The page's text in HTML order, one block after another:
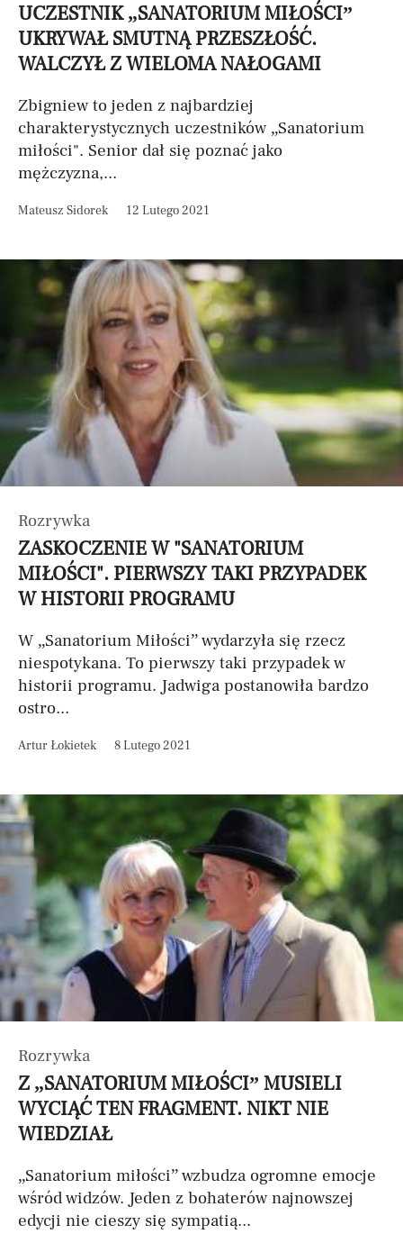
UCZESTNIK „SANATORIUM MIŁOŚCI”
UKRYWAŁ SMUTNĄ PRZESZŁOŚĆ.
WALCZYŁ Z WIELOMA NAŁOGAMI
Zbigniew to jeden z najbardziej
charakterystycznych uczestników „Sanatorium
miłości". Senior dał się poznać jako
mężczyzna,...
Mateusz Sidorek 12 Lutego 2021
Rozrywka
ZASKOCZENIE W "SANATORIUM
MIŁOŚCI". PIERWSZY TAKI PRZYPADEK
W HISTORII PROGRAMU
W „Sanatorium Miłości” wydarzyła się rzecz
niespotykana. To pierwszy taki przypadek w
historii programu. Jadwiga postanowiła bardzo
ostro...
Artur Łokietek 8 Lutego 2021
Rozrywka
Z „SANATORIUM MIŁOŚCI” MUSIELI
WYCIĄĆ TEN FRAGMENT. NIKT NIE
WIEDZIAŁ
„Sanatorium miłości” wzbudza ogromne emocje
wśród widzów. Jeden z bohaterów najnowszej
edycji nie cieszy się sympatią...